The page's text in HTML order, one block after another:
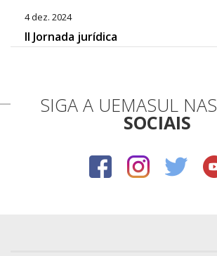
4 dez. 2024
II Jornada jurídica
SIGA A UEMASUL NAS
SOCIAIS